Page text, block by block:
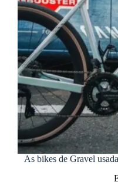
As bikes de Gravel